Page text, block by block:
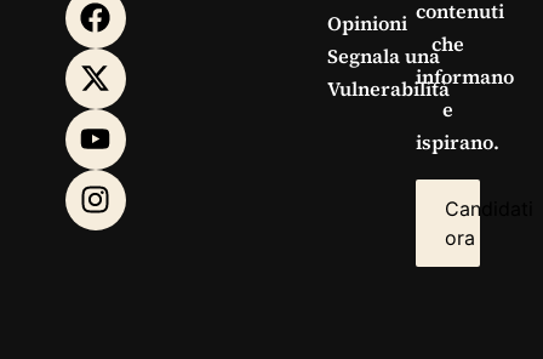
Opinioni
Segnala una
Vulnerabilità
contenuti
che
informano
e
ispirano.
Candidati
ora